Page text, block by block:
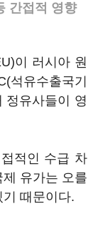
간접적 영향
이 러시아 원
유수출국기
정유사들이 영
적인 수급 차
유가는 오를
때문이다.